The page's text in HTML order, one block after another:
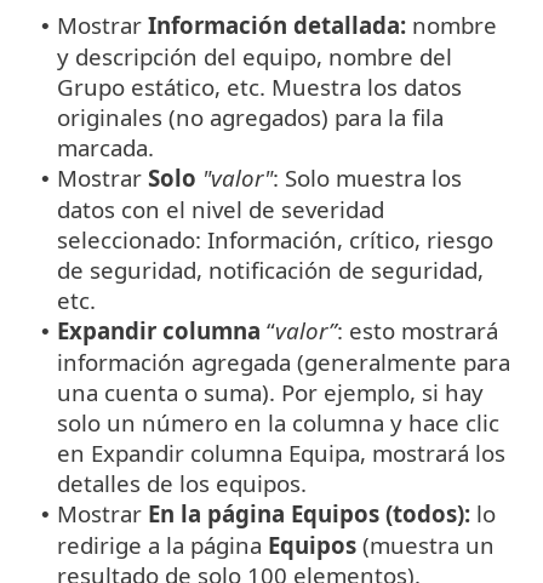
• Mostrar Información detallada: nombre
y descripción del equipo, nombre del
Grupo estático, etc. Muestra los datos
originales (no agregados) para la fila
marcada.
• Mostrar Solo "valor": Solo muestra los
datos con el nivel de severidad
seleccionado: Información, crítico, riesgo
de seguridad, notificación de seguridad,
etc.
• Expandir columna “valor”: esto mostrará
información agregada (generalmente para
una cuenta o suma). Por ejemplo, si hay
solo un número en la columna y hace clic
en Expandir columna Equipa, mostrará los
detalles de los equipos.
• Mostrar En la página Equipos (todos): lo
redirige a la página Equipos (muestra un
resultado de solo 100 elementos).